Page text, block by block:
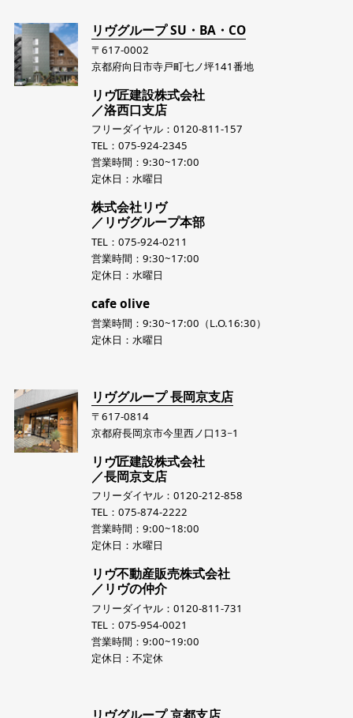
リヴグループ SU・BA・CO
〒617-0002
京都府向日市寺戸町七ノ坪141番地
リヴ匠建設株式会社
／洛西口支店
フリーダイヤル：0120-811-157
TEL：075-924-2345
営業時間：9:30~17:00
定休日：水曜日
株式会社リヴ
／リヴグループ本部
TEL：075-924-0211
営業時間：9:30~17:00
定休日：水曜日
cafe olive
営業時間：9:30~17:00（L.O.16:30）
定休日：水曜日
リヴグループ 長岡京支店
〒617-0814
京都府長岡京市今里西ノ口13−1
リヴ匠建設株式会社
／長岡京支店
フリーダイヤル：0120-212-858
TEL：075-874-2222
営業時間：9:00~18:00
定休日：水曜日
リヴ不動産販売株式会社
／リヴの仲介
フリーダイヤル：0120-811-731
TEL：075-954-0021
営業時間：9:00~19:00
定休日：不定休